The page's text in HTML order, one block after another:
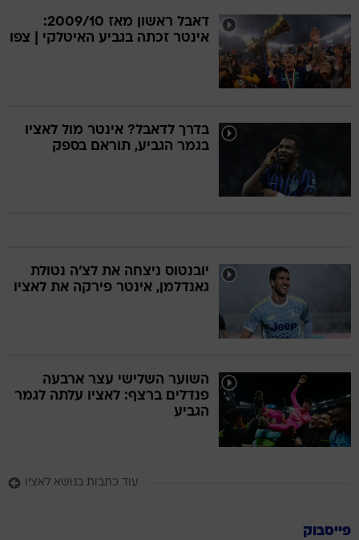
דאבל ראשון מאז 2009/10:
אינטר זכתה בגביע האיטלקי | צפו
בדרך לדאבל? אינטר מול לאציו
בגמר הגביע, תוראם בספק
יובנטוס ניצחה את לצ'ה נטולת
גאנדלמן, אינטר פירקה את לאציו
השוער השלישי עצר ארבעה
פנדלים ברצף: לאציו עלתה לגמר
הגביע
עוד כתבות בנושא לאציו
פייסבוק